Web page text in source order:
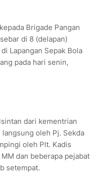
Brigade Pangan
di 8 (delapan)
Lapangan Sepak Bola
pada hari senin,
dari kementrian
oleh Pj. Sekda
oleh Plt. Kadis
dan beberapa pejabat
setempat.